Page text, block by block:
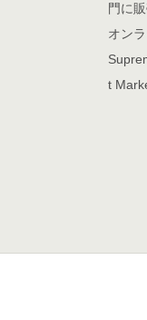
門に
オン
t